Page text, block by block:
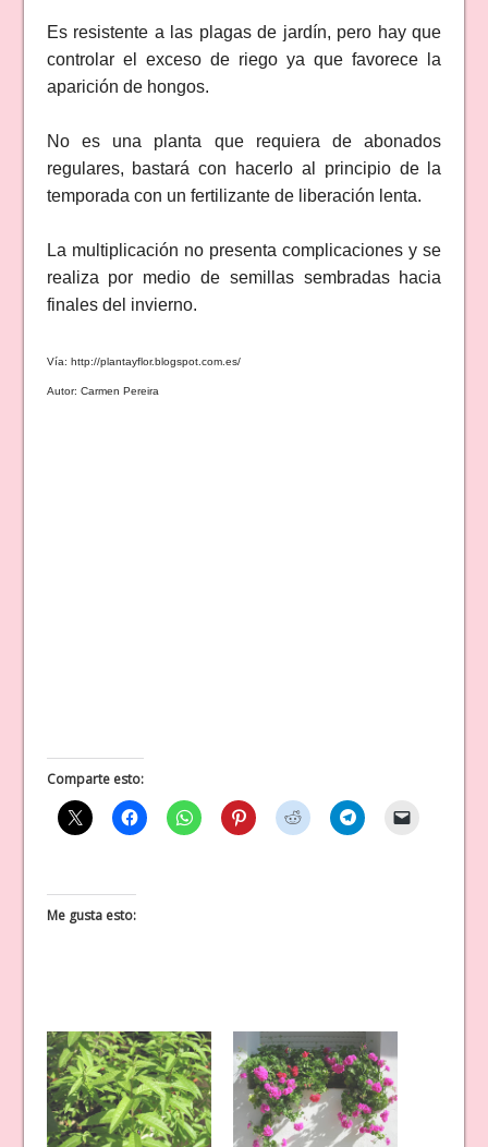
Es resistente a las plagas de jardín, pero hay que
controlar el exceso de riego ya que favorece la
aparición de hongos.
No es una planta que requiera de abonados
regulares, bastará con hacerlo al principio de la
temporada con un fertilizante de liberación lenta.
La multiplicación no presenta complicaciones y se
realiza por medio de semillas sembradas hacia
finales del invierno.
Vía: http://plantayflor.blogspot.com.es/
Autor: Carmen Pereira
Comparte esto:
Me gusta esto: